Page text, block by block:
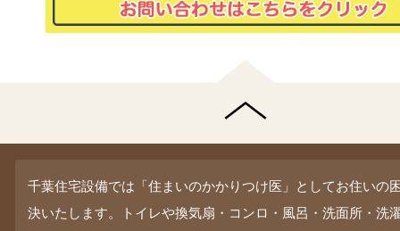
千葉住宅設備では「住まいのかかりつけ医」としてお住いの
決いたします。トイレや換気扇・コンロ・風呂・洗面所・洗